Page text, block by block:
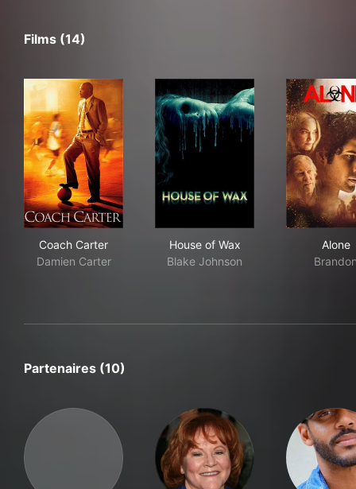
Films (14)
Coach Carter
Damien Carter
House of Wax
Blake Johnson
Alone
Partenaires (10)